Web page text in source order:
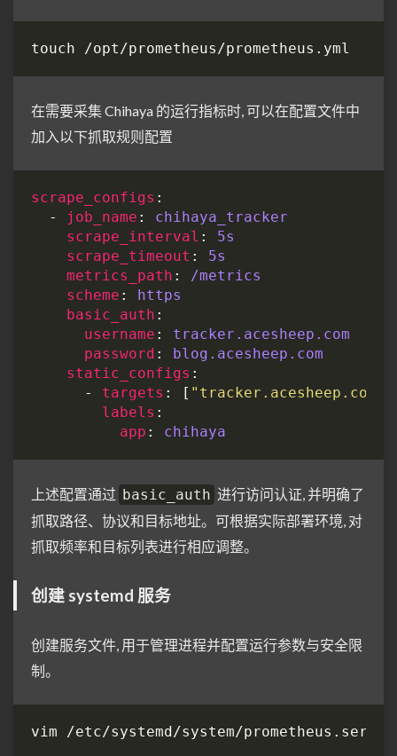
在需要采集 Chihaya 的运行指标时, 可以在配置文件中
加入以下抓取规则配置
scrape_configs
  -
job_name : chihaya_tracker
scrape_interval : 5s
scrape_timeout : 5s
metrics_path : /metrics
scheme : https
basic_auth
username : tracker.acesheep.com
password : blog.acesheep.com
static_configs
      -
targets : [ "tracker.acesheep.com"
labels
app : chihaya
上述配置通过 basic_auth 进行访问认证, 并明确了
抓取路径、协议和目标地址。可根据实际部署环境, 对
抓取频率和目标列表进行相应调整。
创建 systemd 服务
创建服务文件, 用于管理进程并配置运行参数与安全限
制。